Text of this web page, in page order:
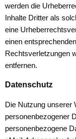
werden die
Inhalte Dritter als
eine
einen
Rechtsverletzungen
entfernen.
Datenschutz
Die Nutzung unserer
personenbezogener
personenbezogene